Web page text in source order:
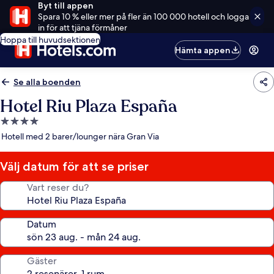
Byt till appen
Spara 10 % eller mer på fler än 100 000 hotell och logga
in för att tjäna förmåner
Hoppa till huvudsektionen
Hämta appen
Se alla boenden
Hotel Riu Plaza España
4.0-
stjärnigt
Hotell med 2 barer/lounger nära Gran Via
Välj datum för att se priser
Vart reser du?
Datum
Gäster